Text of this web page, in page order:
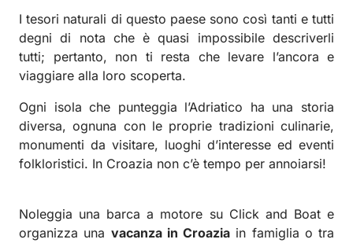
I tesori naturali di questo paese sono così tanti e tutti
degni di nota che è quasi impossibile descriverli
tutti; pertanto, non ti resta che levare l’ancora e
viaggiare alla loro scoperta.
Ogni isola che punteggia l’Adriatico ha una storia
diversa, ognuna con le proprie tradizioni culinarie,
monumenti da visitare, luoghi d’interesse ed eventi
folkloristici. In Croazia non c’è tempo per annoiarsi!
Noleggia una barca a motore su Click and Boat e
organizza una vacanza in Croazia in famiglia o tra